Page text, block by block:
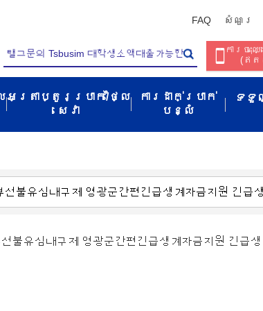
FAQ សំណួរ​
ការចុះឈ្
(ឥត​
អត្រាប្តូរប្រាក់/ថ្លៃ
សេវា​
ការដាក់ប្រាក់
បន្លំ
ទទួ
불유심내구제 영광군간편긴급생계자금지원 긴급